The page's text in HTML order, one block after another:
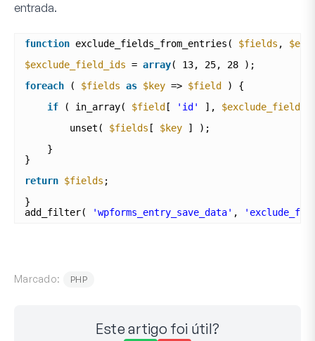
entrada.
function exclude_fields_from_entries( $fields ,
$exclude_field_ids = array( 13, 25, 28 );
foreach
( $fields as $key => $field
) {
if
( in_array( $field[ 'id' ],
unset( $fields [ $key
] );
}
}
return $fields ;
}
add_filter(
'wpforms_entry_save_data' ,
Marcado: PHP
Este artigo foi útil?